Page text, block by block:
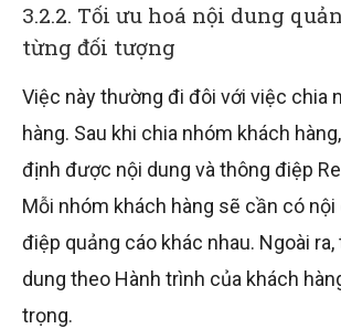
3.2.2. Tối ưu hoá nội dung
từng đối tượng
Việc này thường đi đôi với việc chia
hàng. Sau khi chia nhóm khách
định được nội dung và thông điệp
Mỗi nhóm khách hàng sẽ cần có nội
điệp quảng cáo khác nhau. Ngoài
dung theo Hành trình của khách
trọng.